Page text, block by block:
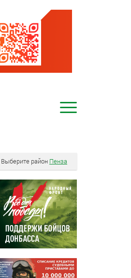
Выберите район Пенза